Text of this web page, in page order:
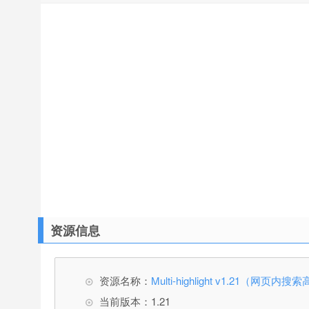
资源信息
资源名称： Multi-highlight v1.21（网页内搜索
当前版本：1.21